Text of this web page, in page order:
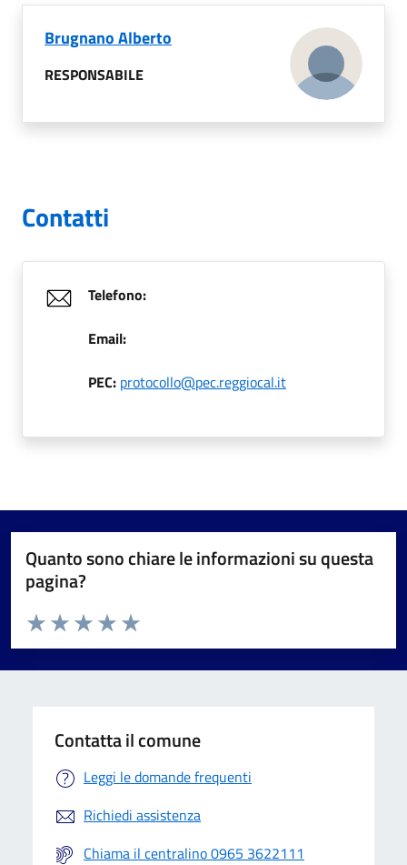
Brugnano Alberto
RESPONSABILE
Contatti
Telefono:
Email:
PEC: protocollo@pec.reggiocal.it
Quanto sono chiare le informazioni su questa
pagina?
Valuta da 1 a 5 stelle la pagina
Valuta 5 stelle su 5
Valuta 4 stelle su 5
Valuta 3 stelle su 5
Valuta 2 stelle su 5
Valuta 1 stelle su 5
Contatta il comune
Leggi le domande frequenti
Richiedi assistenza
Chiama il centralino 0965 3622111